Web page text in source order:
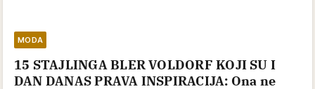
MODA
15 STAJLINGA BLER VOLDORF KOJI SU I
DAN DANAS PRAVA INSPIRACIJA: Ona ne